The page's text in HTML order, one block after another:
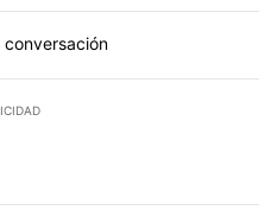
conversación